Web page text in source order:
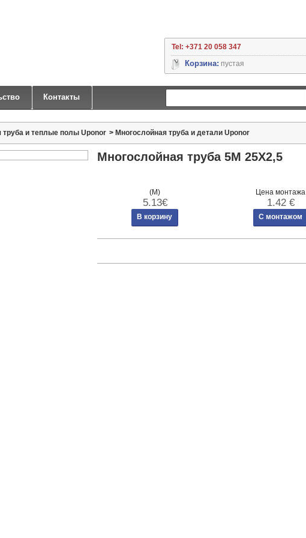
Контакты
Tel: +371 20 058 347
Корзина: пустая
труба и теплые полы Uponor > Многослойная труба и детали Uponor
Многослойная труба 5M 25X2,5
(М) Цена монтажа
5.13€ 1.42 €